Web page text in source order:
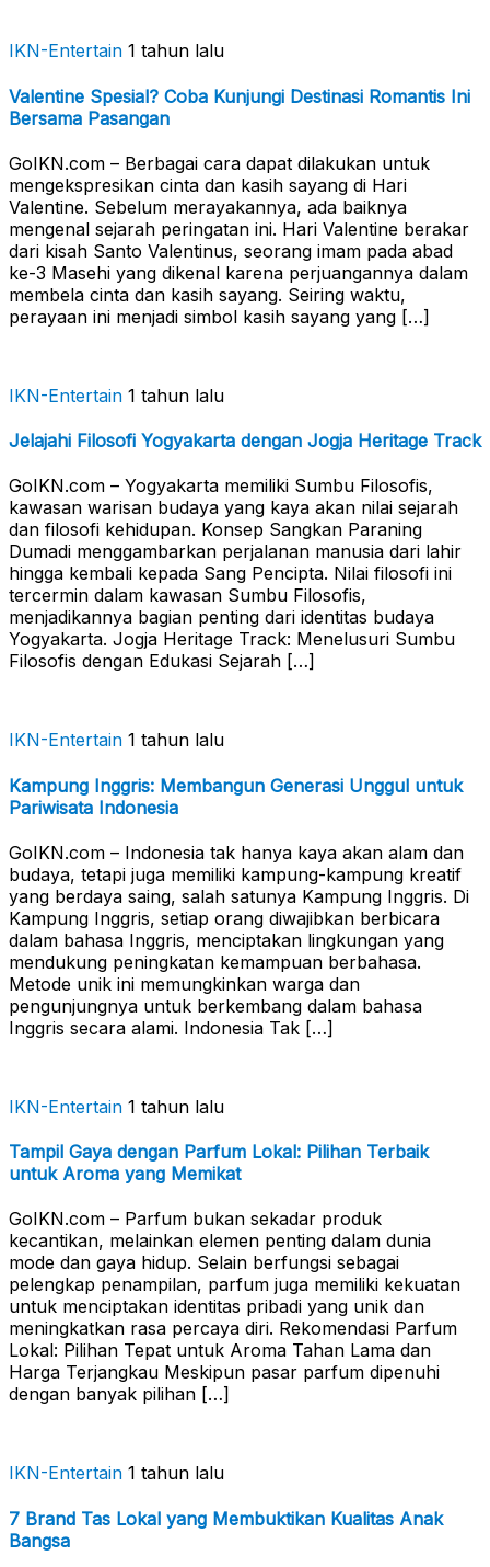
IKN-Entertain 1 tahun lalu
Valentine Spesial? Coba Kunjungi Destinasi Romantis Ini
Bersama Pasangan
GoIKN.com – Berbagai cara dapat dilakukan untuk
mengekspresikan cinta dan kasih sayang di Hari
Valentine. Sebelum merayakannya, ada baiknya
mengenal sejarah peringatan ini. Hari Valentine berakar
dari kisah Santo Valentinus, seorang imam pada abad
ke-3 Masehi yang dikenal karena perjuangannya dalam
membela cinta dan kasih sayang. Seiring waktu,
perayaan ini menjadi simbol kasih sayang yang […]
IKN-Entertain 1 tahun lalu
Jelajahi Filosofi Yogyakarta dengan Jogja Heritage Track
GoIKN.com – Yogyakarta memiliki Sumbu Filosofis,
kawasan warisan budaya yang kaya akan nilai sejarah
dan filosofi kehidupan. Konsep Sangkan Paraning
Dumadi menggambarkan perjalanan manusia dari lahir
hingga kembali kepada Sang Pencipta. Nilai filosofi ini
tercermin dalam kawasan Sumbu Filosofis,
menjadikannya bagian penting dari identitas budaya
Yogyakarta. Jogja Heritage Track: Menelusuri Sumbu
Filosofis dengan Edukasi Sejarah […]
IKN-Entertain 1 tahun lalu
Kampung Inggris: Membangun Generasi Unggul untuk
Pariwisata Indonesia
GoIKN.com – Indonesia tak hanya kaya akan alam dan
budaya, tetapi juga memiliki kampung-kampung kreatif
yang berdaya saing, salah satunya Kampung Inggris. Di
Kampung Inggris, setiap orang diwajibkan berbicara
dalam bahasa Inggris, menciptakan lingkungan yang
mendukung peningkatan kemampuan berbahasa.
Metode unik ini memungkinkan warga dan
pengunjungnya untuk berkembang dalam bahasa
Inggris secara alami. Indonesia Tak […]
IKN-Entertain 1 tahun lalu
Tampil Gaya dengan Parfum Lokal: Pilihan Terbaik
untuk Aroma yang Memikat
GoIKN.com – Parfum bukan sekadar produk
kecantikan, melainkan elemen penting dalam dunia
mode dan gaya hidup. Selain berfungsi sebagai
pelengkap penampilan, parfum juga memiliki kekuatan
untuk menciptakan identitas pribadi yang unik dan
meningkatkan rasa percaya diri. Rekomendasi Parfum
Lokal: Pilihan Tepat untuk Aroma Tahan Lama dan
Harga Terjangkau Meskipun pasar parfum dipenuhi
dengan banyak pilihan […]
IKN-Entertain 1 tahun lalu
7 Brand Tas Lokal yang Membuktikan Kualitas Anak
Bangsa